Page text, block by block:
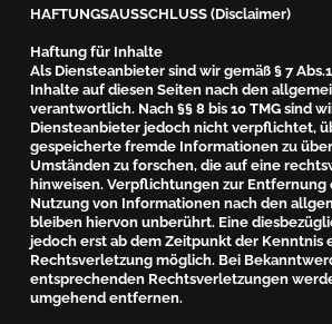
HAFTUNGSAUSSCHLUSS (Disclaimer)
Haftung für Inhalte
Als Diensteanbieter sind wir gemäß § 7
Inhalte auf diesen Seiten nach den
verantwortlich. Nach §§ 8 bis 10 TMG sind
Diensteanbieter jedoch nicht verpflichtet,
gespeicherte fremde Informationen zu
Umständen zu forschen, die auf eine
hinweisen. Verpflichtungen zur Entfernung
Nutzung von Informationen nach den
bleiben hiervon unberührt. Eine
jedoch erst ab dem Zeitpunkt der Kenntnis
Rechtsverletzung möglich. Bei
entsprechenden Rechtsverletzungen
umgehend entfernen.